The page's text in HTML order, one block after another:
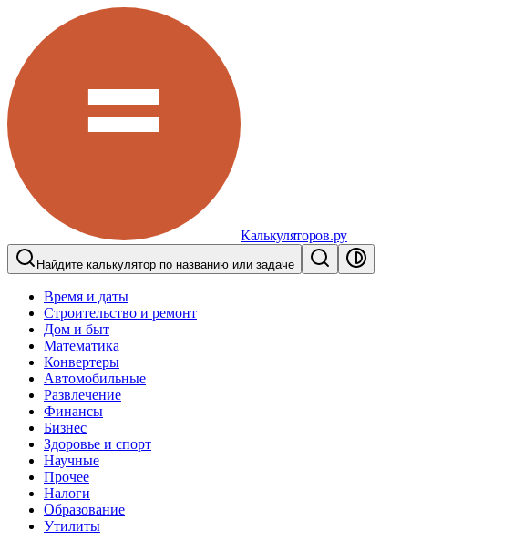
Калькуляторов.ру
Найдите калькулятор по названию или задаче
Время и даты
Строительство и ремонт
Дом и быт
Математика
Конвертеры
Автомобильные
Развлечение
Финансы
Бизнес
Здоровье и спорт
Научные
Прочее
Налоги
Образование
Утилиты